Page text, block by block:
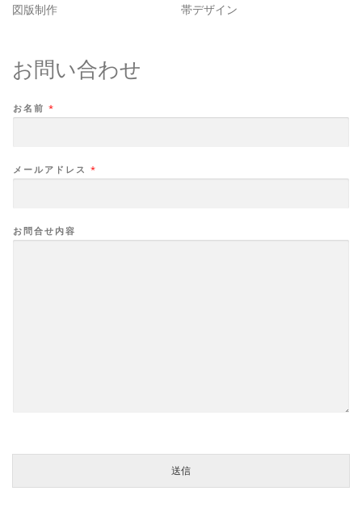
図版制作
帯デザイン
お問い合わせ
お名前 *
メールアドレス *
お問合せ内容
送信